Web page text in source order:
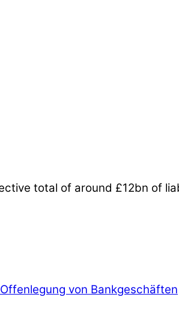
total of around £12bn of
von Bankgeschäften